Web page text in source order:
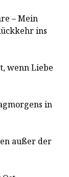
– Mein
ins
wenn Liebe
in
außer der